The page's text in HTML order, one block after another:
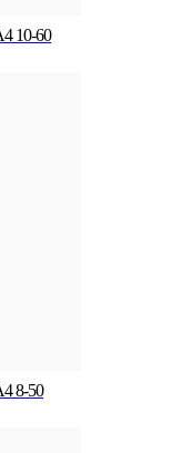
10-60
8-50